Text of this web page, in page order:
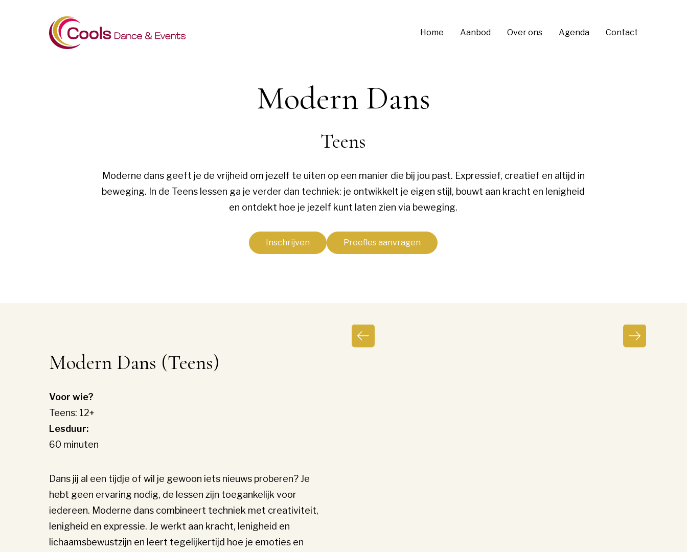
Home Aanbod Over ons Agenda Contact
Modern Dans
Teens
Moderne dans geeft je de vrijheid om jezelf te uiten op een manier die bij jou past. Expressief, creatief en altijd in
beweging. In de Teens lessen ga je verder dan techniek: je ontwikkelt je eigen stijl, bouwt aan kracht en lenigheid
en ontdekt hoe je jezelf kunt laten zien via beweging.
Inschrijven Proefles aanvragen
Modern Dans (Teens)
Voor wie?
Teens: 12+
Lesduur:
60 minuten
Dans jij al een tijdje of wil je gewoon iets nieuws proberen? Je
hebt geen ervaring nodig, de lessen zijn toegankelijk voor
iedereen. Moderne dans combineert techniek met creativiteit,
lenigheid en expressie. Je werkt aan kracht, lenigheid en
lichaamsbewustzijn en leert tegelijkertijd hoe je emoties en